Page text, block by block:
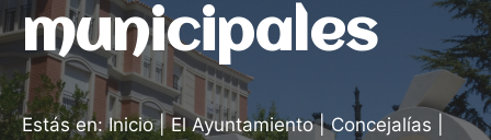
municipales
Estás en:Inicio|El Ayuntamiento|Concejalías